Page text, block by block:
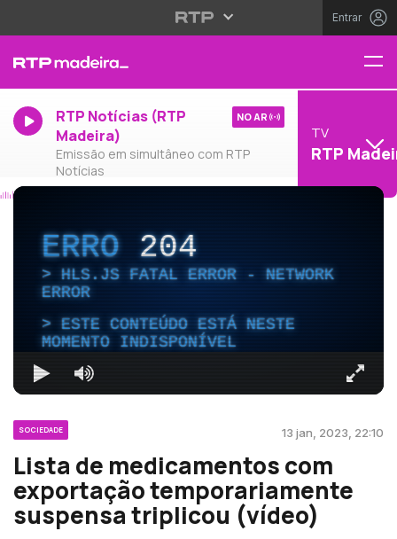
Entrar
RTP Notícias (RTP
Madeira)
Emissão em simultâneo com RTP
Notícias
NO AR
TV
RTP
ERRO204
HLS.JS FATAL ERROR - NETWORK
ERROR
ESTE CONTEÚDO ESTÁ NESTE
MOMENTO INDISPONÍVEL
SOCIEDADE 13 jan, 2023, 22:10
Lista de medicamentos com
exportação temporariamente
suspensa triplicou (vídeo)